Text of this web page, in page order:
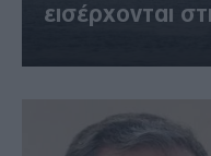
εισέρχονται